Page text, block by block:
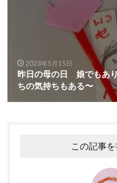
2023年5月15日
昨日の母の日 娘でもあ
ちの気持ちもある〜
この記事